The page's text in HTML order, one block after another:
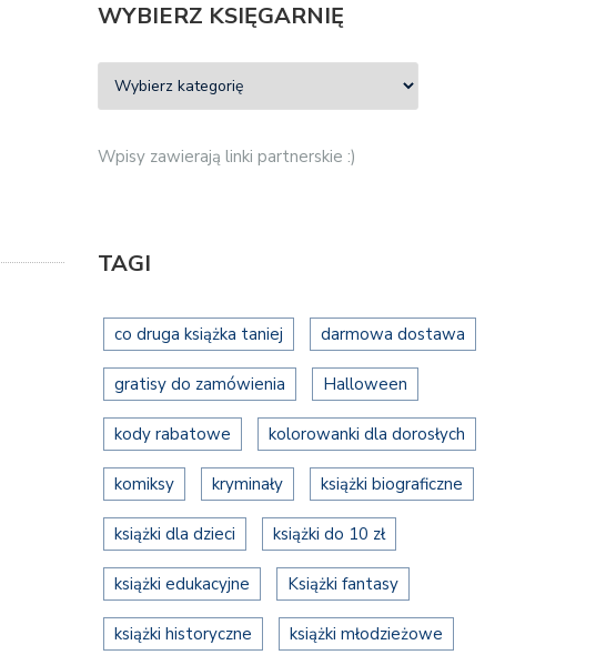
WYBIERZ KSIĘGARNIĘ
Wpisy zawierają linki partnerskie :)
TAGI
co druga książka taniej darmowa dostawa
gratisy do zamówienia Halloween
kody rabatowe kolorowanki dla dorosłych
komiksy kryminały książki biograficzne
książki dla dzieci książki do 10 zł
książki edukacyjne Książki fantasy
książki historyczne książki młodzieżowe